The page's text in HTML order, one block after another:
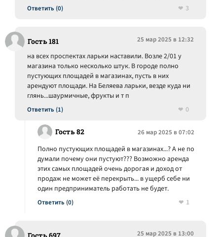
Ответить (0)
3
Гость 181 25 мар 2025 в 12:32
Ответить (1)
на всех проспектах ларьки наставили. Возле 2/01 у
магазина только несколько штук. В городе полно
пустующих площадей в магазинах, пусть в них
арендуют площади. На Беляева ларьки, везде куда ни
глянь...шаурмичные, фрукты и т п
0
Гость 82 26 мар 2025 в 07:02
Ответить (0)
Полно пустующих площадей в магазинах...? А не по
думали почему они пустуют??? Возможно аренда
этих самых площадей очень дорогая и доход от
продаж не может её перекрыть... в ущерб себе ни
один предприниматель работать не будет.
1
25 мар 2025 в 13:00